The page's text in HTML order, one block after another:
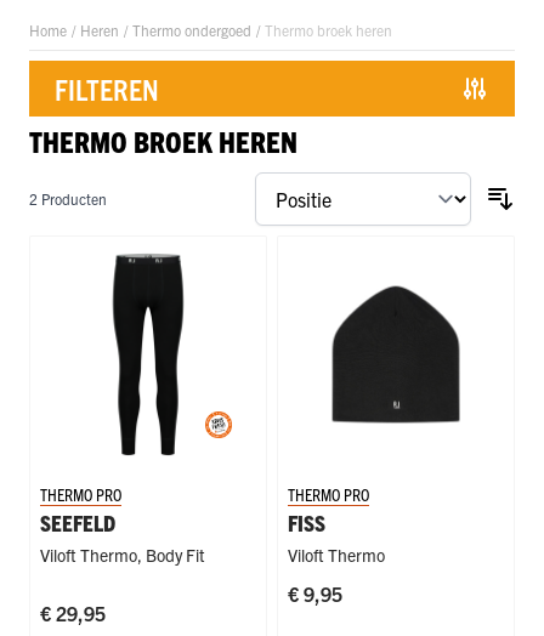
FILTEREN
Doorgaan naar productlijst
Home / Heren / Thermo ondergoed / Thermo broek heren
THERMO BROEK HEREN
2 Producten
THERMO PRO
SEEFELD
Viloft Thermo, Body Fit
€ 29,95
THERMO PRO
FISS
Viloft Thermo
€ 9,95